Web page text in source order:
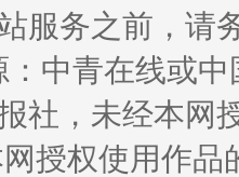
务之前，请务
：中青在线或
社，未经本网
网授权使用作